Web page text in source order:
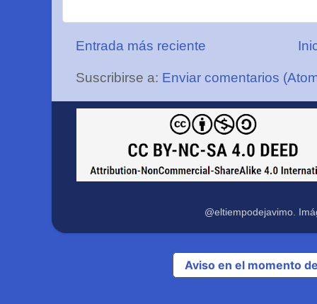
Entrada más reciente
Suscribirse a: Enviar comentarios
@eltiempodejavimo.
Aviso en el momento